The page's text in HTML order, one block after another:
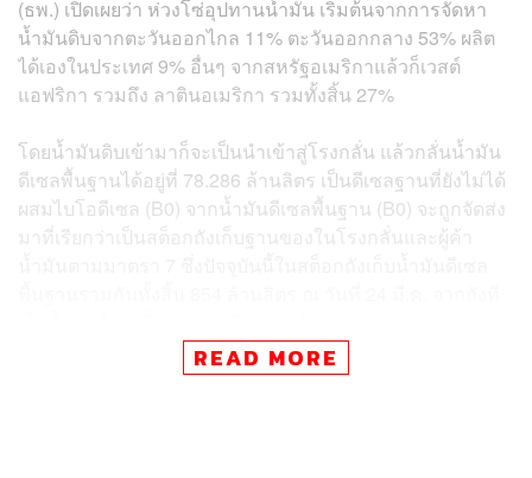
(ธพ.) เปิดเผยว่า ห่วงโซ่อุปทานน้ำมัน เริ่มต้นจากการจัดหา
น้ำมันดิบจากตะวันออกไกล 11% ตะวันออกกลาง 53% ผลิต
ได้เองในประเทศ 9% อื่นๆ จากสหรัฐอเมริกาแล้วก็เวสต์
แอฟริกา รวมถึง ลาตินอเมริกา รวมทั้งสิ้น 27%
โดยน้ำมันดิบเข้ามาก็จะเป็นนำเข้าสู่โรงกลั่น แล้วกลั่นน้ำมัน
ดีเซลพื้นฐานได้อยู่ที่ 78.286 ล้านลิตร เป็นดีเซลฐานที่ยังไม่ได้
ผสมไบโอดีเซล (B0) จากน้ำมันดีเซลพื้นฐาน (B0) จะถูกจัดส่ง
มาที่เรียกว่าเป็นสต็อกถังเก็บฐานของในโรงกลั่นและผู้ค้า
READ MORE